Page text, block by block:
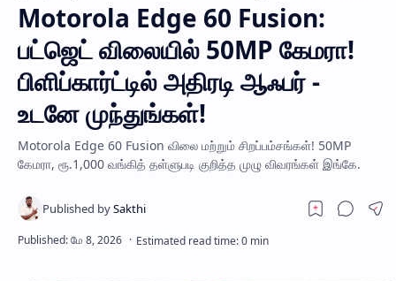
Hidden Menu
Hidden Menu
Motorola Edge 60 Fusion:
பட்ஜெட் விலையில் 50MP கேமரா!
பிளிப்கார்ட்டில் அதிரடி ஆஃபர் -
உடனே முந்துங்கள்!
Motorola Edge 60 Fusion விலை மற்றும் சிறப்பம்சங்கள்! 50MP
கேமரா, ரூ.1,000 வங்கித் தள்ளுபடி குறித்த முழு விவரங்கள் இங்கே.